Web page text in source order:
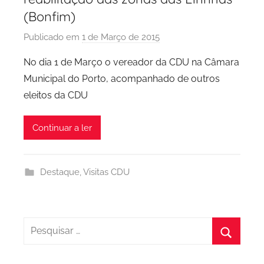
(Bonfim)
Publicado em 1 de Março de 2015
r
P
No dia 1 de Março o vereador da CDU na Câmara
Municipal do Porto, acompanhado de outros
eleitos da CDU
Continuar a ler
Destaque,Visitas CDU
Pesquisar